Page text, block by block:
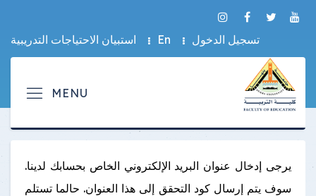
تسجيل الدخول En استبيان الاحتياجات التدريبية
يرجى إدخال عنوان البريد الإلكتروني الخاص بحسابك لدينا.
سوف يتم إرسال كود التحقق إلى هذا العنوان. حالما تستلم